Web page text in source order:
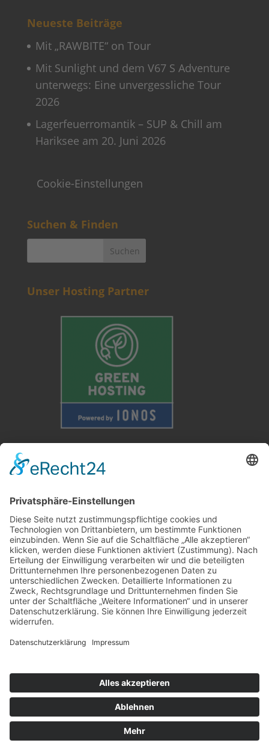
Neueste Beiträge
Mit „RAWBITE“ on Tour
Mit Sunlight und dem V67 S Adventure
unterwegs: Eine unvergessliche Tour
2026
Lagerfeuerromantik – SUP & Chill am
Hariksee am 20. Juni 2026
Cookie-Einstellungen
Suchen & Finden
Unser Hosting Partner
Weitere Informationen
Kontakt
Newsletter
FAQ
Schlagworte
Datenschutz
Impressum
Copyright © 2022–2026 Paddeln macht
Spass by 2increase. Alle Rechte